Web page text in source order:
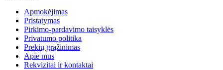
Apmokėjimas
Pristatymas
Pirkimo-pardavimo taisyklės
Privatumo politika
Prekių grąžinimas
Apie mus
Rekvizitai ir kontaktai